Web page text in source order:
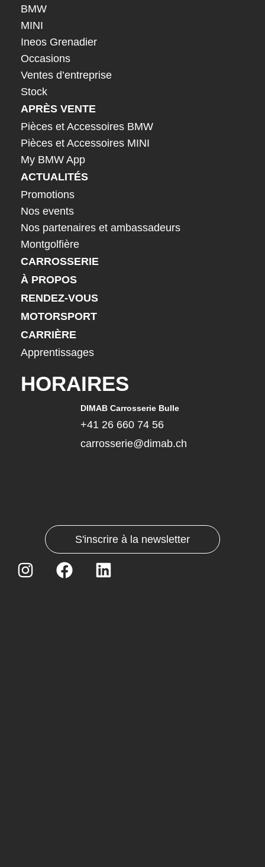
BMW
MINI
Ineos Grenadier
Occasions
Ventes d’entreprise
Stock
APRÈS VENTE
Pièces et Accessoires BMW
Pièces et Accessoires MINI
My BMW App
ACTUALITÉS
Promotions
Nos events
Nos partenaires et ambassadeurs
Montgolfière
CARROSSERIE
À PROPOS
RENDEZ-VOUS
MOTORSPORT
CARRIÈRE
Apprentissages
HORAIRES
DIMAB Carrosserie Bulle
+41 26 660 74 56
carrosserie@dimab.ch
S'inscrire à la newsletter